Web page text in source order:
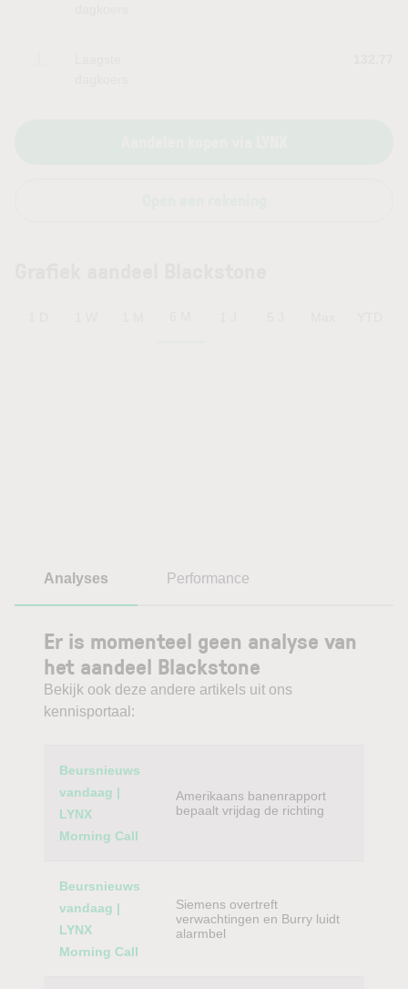
Analyses Performance
Er is momenteel geen analyse van
het aandeel Blackstone
Bekijk ook deze andere artikels uit ons
kennisportaal:
Category
Beursnieuws
vandaag |
LYNX
Morning Call
Amerikaans banenrapport
bepaalt vrijdag de richting
Beursnieuws
vandaag |
LYNX
Morning Call
Siemens overtreft
verwachtingen en Burry luidt
alarmbel